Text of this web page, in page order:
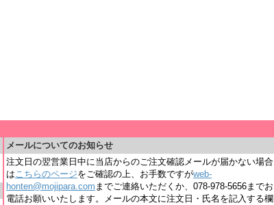
メールについてのお知らせ
注文日の翌営業日中に当店からのご注文確認メールが届かない場合
はこちらのページをご確認の上、お手数ですがweb-
honten@mojipara.com までご連絡いただくか、078-978-5656までお
電話お願いいたします。メールの本文に注文日・氏名を記入する欄